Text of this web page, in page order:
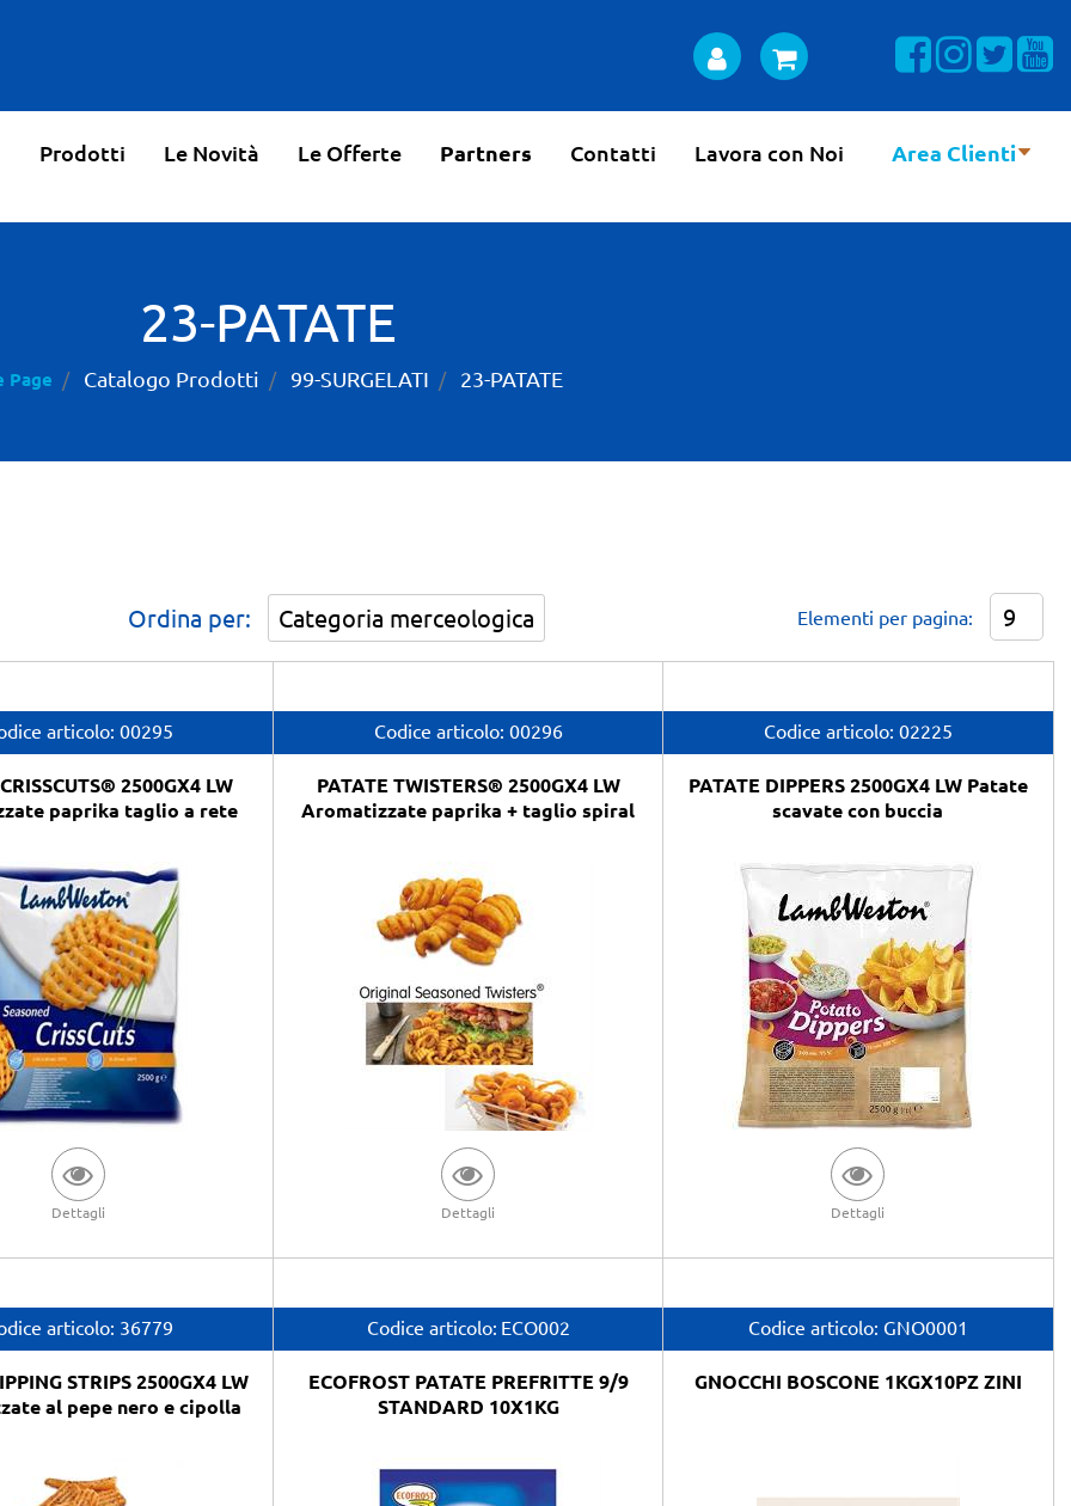
Visualizza la
Visualizza
Prodotti Le Novità Le Offerte Partners Contatti Lavora con Noi Area Clienti
23-PATATE
Page Catalogo Prodotti 99-SURGELATI 23-PATATE
Ordina per: Elementi per pagina:
articolo: 00295
2500GX4 LW
paprika taglio a rete
Dettagli
Codice articolo: 00296
PATATE TWISTERS® 2500GX4 LW
Aromatizzate paprika + taglio spiral
Dettagli
Codice articolo: 02225
PATATE DIPPERS 2500GX4 LW Patate
scavate con buccia
Dettagli
articolo: 36779
STRIPS 2500GX4 LW
al pepe nero e cipolla
Codice articolo: ECO002
ECOFROST PATATE PREFRITTE 9/9
STANDARD 10X1KG
Codice articolo: GNO0001
GNOCCHI BOSCONE 1KGX10PZ ZINI